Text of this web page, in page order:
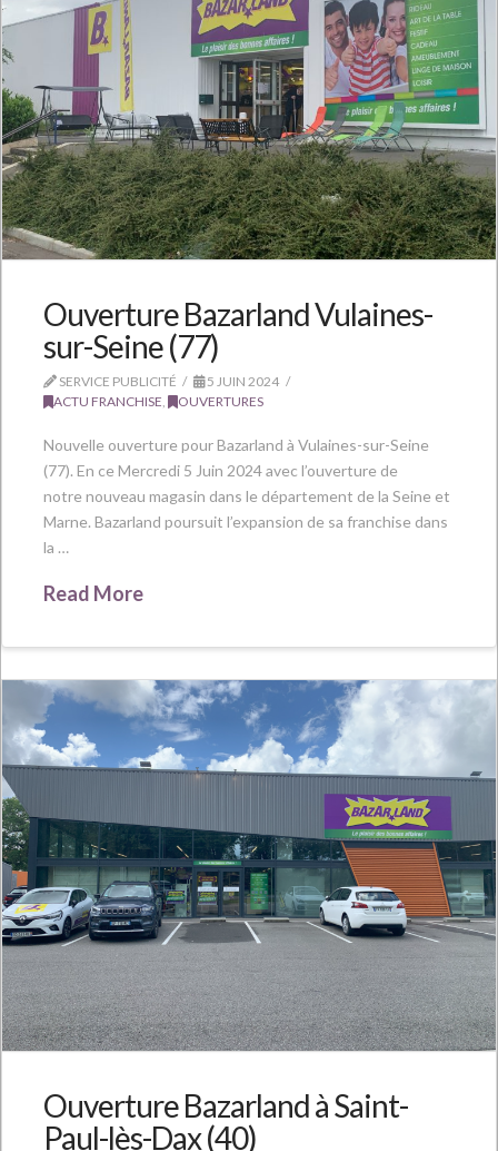
Ouverture Bazarland Vulaines-
sur-Seine (77)
SERVICE PUBLICITÉ
5 JUIN 2024
ACTU FRANCHISE, OUVERTURES
Nouvelle ouverture pour Bazarland à Vulaines-sur-Seine
(77). En ce Mercredi 5 Juin 2024 avec l’ouverture de
notre nouveau magasin dans le département de la Seine et
Marne. Bazarland poursuit l’expansion de sa franchise dans
la …
Read More
Ouverture Bazarland à Saint-
Paul-lès-Dax (40)